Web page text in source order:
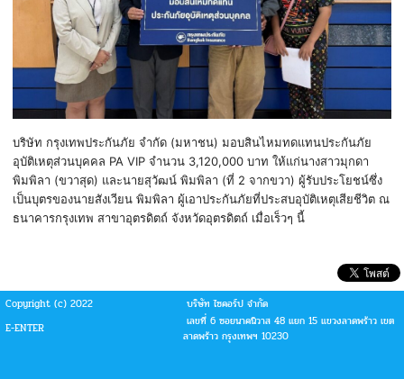
บริษัท กรุงเทพประกันภัย จำกัด (มหาชน) มอบสินไหมทดแทนประกันภัย
อุบัติเหตุส่วนบุคคล PA VIP จำนวน 3,120,000 บาท ให้แก่นางสาวมุกดา
พิมพิลา (ขวาสุด) และนายสุวัฒน์ พิมพิลา (ที่ 2 จากขวา) ผู้รับประโยชน์ซึ่ง
เป็นบุตรของนายสังเวียน พิมพิลา ผู้เอาประกันภัยที่ประสบอุบัติเหตุเสียชีวิต ณ
ธนาคารกรุงเทพ สาขาอุตรดิตถ์ จังหวัดอุตรดิตถ์ เมื่อเร็วๆ นี้
Copyright (c) 2022
บริษัท ไซคอร์ป จำกัด
E-ENTER
เลขที่ 6 ซอยนาคนิวาส 48 แยก 15 แขวงลาดพร้าว เขต
ลาดพร้าว กรุงเทพฯ 10230